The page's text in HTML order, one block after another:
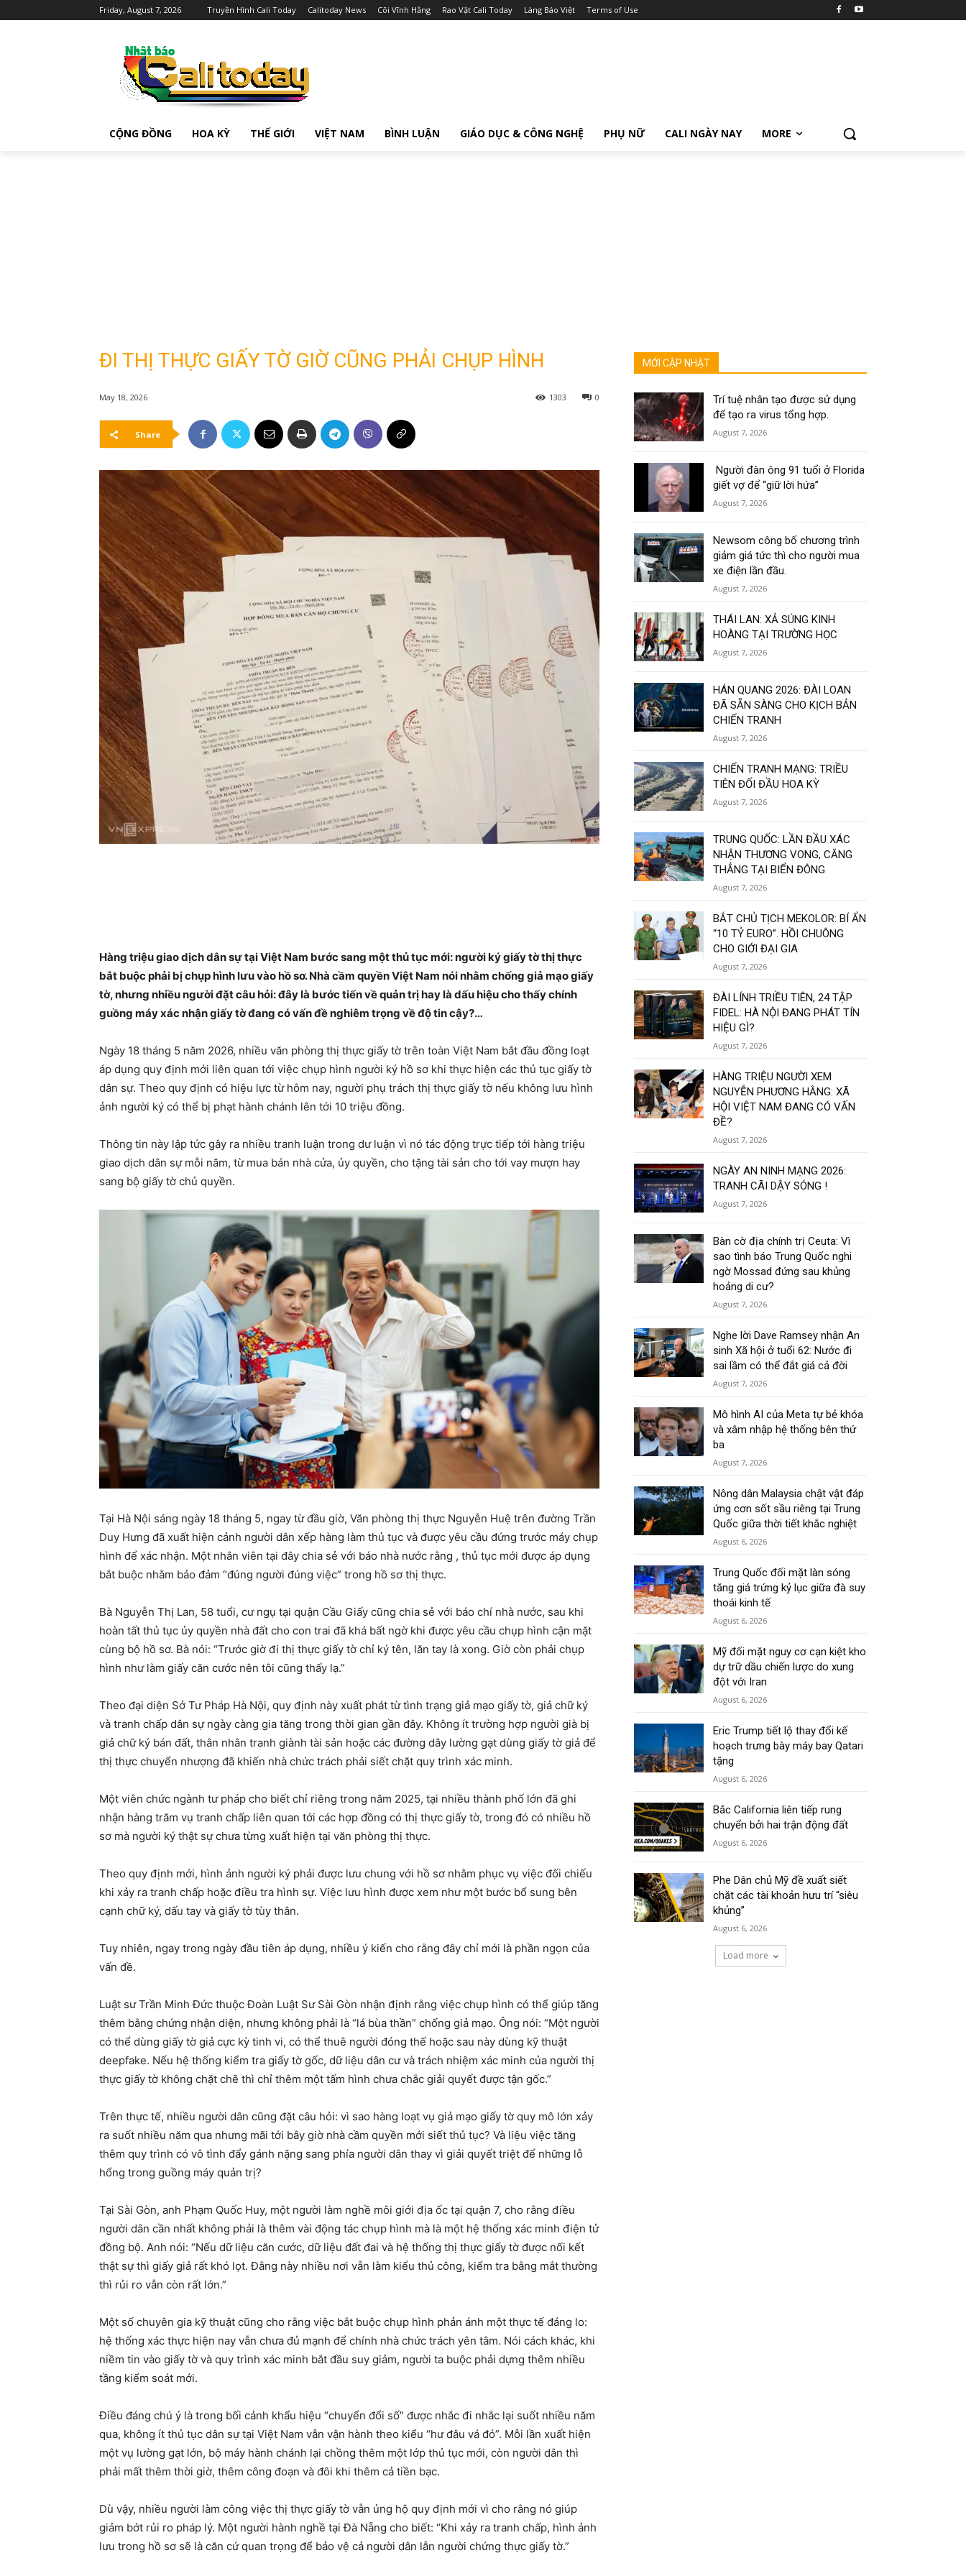
Friday, August 7, 2026 Truyền Hình Cali Today Calitoday News Cõi Vĩnh Hằng Rao Vặt Cali Today Làng Báo Việt Terms of Use
CỘNG ĐỒNG HOA KỲ THẾ GIỚI VIỆT NAM BÌNH LUẬN GIÁO DỤC & CÔNG NGHỆ PHỤ NỮ CALI NGÀY NAY MORE
ĐI THỊ THỰC GIẤY TỜ GIỜ CŨNG PHẢI CHỤP HÌNH
May 18, 2026 0
1303
Share
Hàng triệu giao dịch dân sự tại Việt Nam bước sang một thủ tục mới: người ký giấy tờ thị thực
bắt buộc phải bị chụp hình lưu vào hồ sơ. Nhà cầm quyền Việt Nam nói nhằm chống giả mạo giấy
tờ, nhưng nhiều người đặt câu hỏi: đây là bước tiến về quản trị hay là dấu hiệu cho thấy chính
guồng máy xác nhận giấy tờ đang có vấn đề nghiêm trọng về độ tin cậy?…
Ngày 18 tháng 5 năm 2026, nhiều văn phòng thị thực giấy tờ trên toàn Việt Nam bắt đầu đồng loạt
áp dụng quy định mới liên quan tới việc chụp hình người ký hồ sơ khi thực hiện các thủ tục giấy tờ
dân sự. Theo quy định có hiệu lực từ hôm nay, người phụ trách thị thực giấy tờ nếu không lưu hình
ảnh người ký có thể bị phạt hành chánh lên tới 10 triệu đồng.
Thông tin này lập tức gây ra nhiều tranh luận trong dư luận vì nó tác động trực tiếp tới hàng triệu
giao dịch dân sự mỗi năm, từ mua bán nhà cửa, ủy quyền, cho tặng tài sản cho tới vay mượn hay
sang bộ giấy tờ chủ quyền.
Tại Hà Nội sáng ngày 18 tháng 5, ngay từ đầu giờ, Văn phòng thị thực Nguyễn Huệ trên đường Trần
Duy Hưng đã xuất hiện cảnh người dân xếp hàng làm thủ tục và được yêu cầu đứng trước máy chụp
hình để xác nhận. Một nhân viên tại đây chia sẻ với báo nhà nước rằng , thủ tục mới được áp dụng
bắt buộc nhằm bảo đảm “đúng người đúng việc” trong hồ sơ thị thực.
Bà Nguyễn Thị Lan, 58 tuổi, cư ngụ tại quận Cầu Giấy cũng chia sẻ với báo chí nhà nước, sau khi
hoàn tất thủ tục ủy quyền nhà đất cho con trai đã khá bất ngờ khi được yêu cầu chụp hình cận mặt
cùng bộ hồ sơ. Bà nói: “Trước giờ đi thị thực giấy tờ chỉ ký tên, lăn tay là xong. Giờ còn phải chụp
hình như làm giấy căn cước nên tôi cũng thấy lạ.”
Theo đại diện Sở Tư Pháp Hà Nội, quy định này xuất phát từ tình trạng giả mạo giấy tờ, giả chữ ký
và tranh chấp dân sự ngày càng gia tăng trong thời gian gần đây. Không ít trường hợp người già bị
giả chữ ký bán đất, thân nhân tranh giành tài sản hoặc các đường dây lường gạt dùng giấy tờ giả để
thị thực chuyển nhượng đã khiến nhà chức trách phải siết chặt quy trình xác minh.
Một viên chức ngành tư pháp cho biết chỉ riêng trong năm 2025, tại nhiều thành phố lớn đã ghi
nhận hàng trăm vụ tranh chấp liên quan tới các hợp đồng có thị thực giấy tờ, trong đó có nhiều hồ
sơ mà người ký thật sự chưa từng xuất hiện tại văn phòng thị thực.
Theo quy định mới, hình ảnh người ký phải được lưu chung với hồ sơ nhằm phục vụ việc đối chiếu
khi xảy ra tranh chấp hoặc điều tra hình sự. Việc lưu hình được xem như một bước bổ sung bên
cạnh chữ ký, dấu tay và giấy tờ tùy thân.
Tuy nhiên, ngay trong ngày đầu tiên áp dụng, nhiều ý kiến cho rằng đây chỉ mới là phần ngọn của
vấn đề.
Luật sư Trần Minh Đức thuộc Đoàn Luật Sư Sài Gòn nhận định rằng việc chụp hình có thể giúp tăng
thêm bằng chứng nhận diện, nhưng không phải là “lá bùa thần” chống giả mạo. Ông nói: “Một người
có thể dùng giấy tờ giả cực kỳ tinh vi, có thể thuê người đóng thế hoặc sau này dùng kỹ thuật
deepfake. Nếu hệ thống kiểm tra giấy tờ gốc, dữ liệu dân cư và trách nhiệm xác minh của người thị
thực giấy tờ không chặt chẽ thì chỉ thêm một tấm hình chưa chắc giải quyết được tận gốc.”
Trên thực tế, nhiều người dân cũng đặt câu hỏi: vì sao hàng loạt vụ giả mạo giấy tờ quy mô lớn xảy
ra suốt nhiều năm qua nhưng mãi tới bây giờ nhà cầm quyền mới siết thủ tục? Và liệu việc tăng
thêm quy trình có vô tình đẩy gánh nặng sang phía người dân thay vì giải quyết triệt để những lỗ
hổng trong guồng máy quản trị?
Tại Sài Gòn, anh Phạm Quốc Huy, một người làm nghề môi giới địa ốc tại quận 7, cho rằng điều
người dân cần nhất không phải là thêm vài động tác chụp hình mà là một hệ thống xác minh điện tử
đồng bộ. Anh nói: “Nếu dữ liệu căn cước, dữ liệu đất đai và hệ thống thị thực giấy tờ được nối kết
thật sự thì giấy giả rất khó lọt. Đằng này nhiều nơi vẫn làm kiểu thủ công, kiểm tra bằng mắt thường
thì rủi ro vẫn còn rất lớn.”
Một số chuyên gia kỹ thuật cũng cho rằng việc bắt buộc chụp hình phản ánh một thực tế đáng lo:
hệ thống xác thực hiện nay vẫn chưa đủ mạnh để chính nhà chức trách yên tâm. Nói cách khác, khi
niềm tin vào giấy tờ và quy trình xác minh bắt đầu suy giảm, người ta buộc phải dựng thêm nhiều
tầng kiểm soát mới.
Điều đáng chú ý là trong bối cảnh khẩu hiệu “chuyển đổi số” được nhắc đi nhắc lại suốt nhiều năm
qua, không ít thủ tục dân sự tại Việt Nam vẫn vận hành theo kiểu “hư đâu vá đó”. Mỗi lần xuất hiện
một vụ lường gạt lớn, bộ máy hành chánh lại chồng thêm một lớp thủ tục mới, còn người dân thì
phải mất thêm thời giờ, thêm công đoạn và đôi khi thêm cả tiền bạc.
Dù vậy, nhiều người làm công việc thị thực giấy tờ vẫn ủng hộ quy định mới vì cho rằng nó giúp
giảm bớt rủi ro pháp lý. Một người hành nghề tại Đà Nẵng cho biết: “Khi xảy ra tranh chấp, hình ảnh
lưu trong hồ sơ sẽ là căn cứ quan trọng để bảo vệ cả người dân lẫn người chứng thực giấy tờ.”
MỚI CẬP NHẬT
Trí tuệ nhân tạo được sử dụng
để tạo ra virus tổng hợp.
August 7, 2026
Người đàn ông 91 tuổi ở Florida
giết vợ để “giữ lời hứa”
August 7, 2026
Newsom công bố chương trình
giảm giá tức thì cho người mua
xe điện lần đầu.
August 7, 2026
THÁI LAN: XẢ SÚNG KINH
HOÀNG TẠI TRƯỜNG HỌC
August 7, 2026
HÁN QUANG 2026: ĐÀI LOAN
ĐÃ SẴN SÀNG CHO KỊCH BẢN
CHIẾN TRANH
August 7, 2026
CHIẾN TRANH MẠNG: TRIỀU
TIÊN ĐỐI ĐẦU HOA KỲ
August 7, 2026
TRUNG QUỐC: LẦN ĐẦU XÁC
NHẬN THƯƠNG VONG, CĂNG
THẲNG TẠI BIỂN ĐÔNG
August 7, 2026
BẮT CHỦ TỊCH MEKOLOR: BÍ ẨN
“10 TỶ EURO”. HỒI CHUÔNG
CHO GIỚI ĐẠI GIA
August 7, 2026
ĐÀI LÍNH TRIỀU TIÊN, 24 TẬP
FIDEL: HÀ NỘI ĐANG PHÁT TÍN
HIỆU GÌ?
August 7, 2026
HÀNG TRIỆU NGƯỜI XEM
NGUYỄN PHƯƠNG HẰNG: XÃ
HỘI VIỆT NAM ĐANG CÓ VẤN
ĐỀ?
August 7, 2026
NGÀY AN NINH MẠNG 2026:
TRANH CÃI DẬY SÓNG !
August 7, 2026
Bàn cờ địa chính trị Ceuta: Vì
sao tình báo Trung Quốc nghi
ngờ Mossad đứng sau khủng
hoảng di cư?
August 7, 2026
Nghe lời Dave Ramsey nhận An
sinh Xã hội ở tuổi 62: Nước đi
sai lầm có thể đắt giá cả đời
August 7, 2026
Mô hình AI của Meta tự bẻ khóa
và xâm nhập hệ thống bên thứ
ba
August 7, 2026
Nông dân Malaysia chật vật đáp
ứng cơn sốt sầu riêng tại Trung
Quốc giữa thời tiết khắc nghiệt
August 6, 2026
Trung Quốc đối mặt làn sóng
tăng giá trứng kỷ lục giữa đà suy
thoái kinh tế
August 6, 2026
Mỹ đối mặt nguy cơ cạn kiệt kho
dự trữ dầu chiến lược do xung
đột với Iran
August 6, 2026
Eric Trump tiết lộ thay đổi kế
hoạch trưng bày máy bay Qatari
tặng
August 6, 2026
Bắc California liên tiếp rung
chuyển bởi hai trận động đất
August 6, 2026
Phe Dân chủ Mỹ đề xuất siết
chặt các tài khoản hưu trí “siêu
khủng”
August 6, 2026
Load more